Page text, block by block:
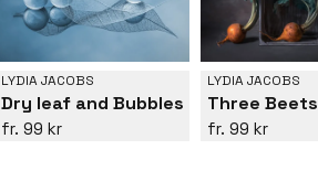
LYDIA JACOBS
Dry leaf and Bubbles
99 kr
LYDIA JACOBS
Three Beets
99 kr